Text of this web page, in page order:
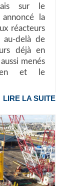
sur le
la
réacteurs
delà de
déjà en
menés
et le
LIRE LA SUITE